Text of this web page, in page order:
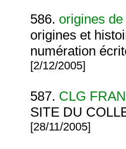
586. origines
origines et
numération
[2/12/2005]
587. CLG
SITE DU
[28/11/2005]